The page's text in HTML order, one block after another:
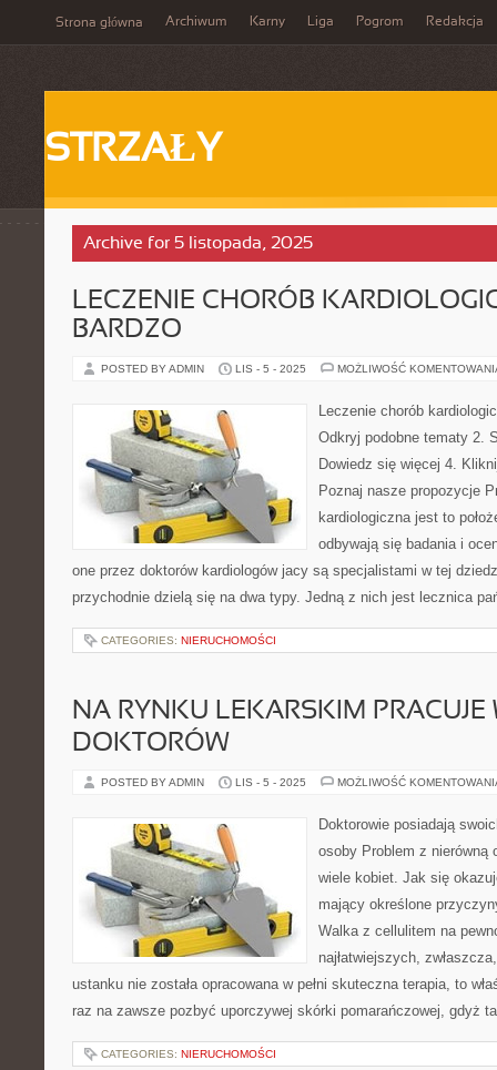
Strona główna Archiwum Karny Liga Pogrom Redakcja
STRZAŁY
Archive for 5 listopada, 2025
LECZENIE CHORÓB
BARDZO
POSTED BY ADMIN LIS - 5 - 2025 MOŻLIWOŚĆ
Leczenie chorób
Odkryj podobne tematy 2.
Dowiedz się więcej 4.
Poznaj nasze propozycje
kardiologiczna jest to
odbywają się badania i
one przez doktorów kardiologów jacy są specjalistami w tej
przychodnie dzielą się na dwa typy. Jedną z nich jest lecznica
CATEGORIES: NIERUCHOMOŚCI
NA RYNKU LEKARSKIM PRACUJE
DOKTORÓW
POSTED BY ADMIN LIS - 5 - 2025 MOŻLIWOŚĆ
Doktorowie posiadają
osoby Problem z nierówną
wiele kobiet. Jak się
mający określone
Walka z cellulitem na
najłatwiejszych,
ustanku nie została opracowana w pełni skuteczna terapia, to
raz na zawsze pozbyć uporczywej skórki pomarańczowej, gdyż
CATEGORIES: NIERUCHOMOŚCI